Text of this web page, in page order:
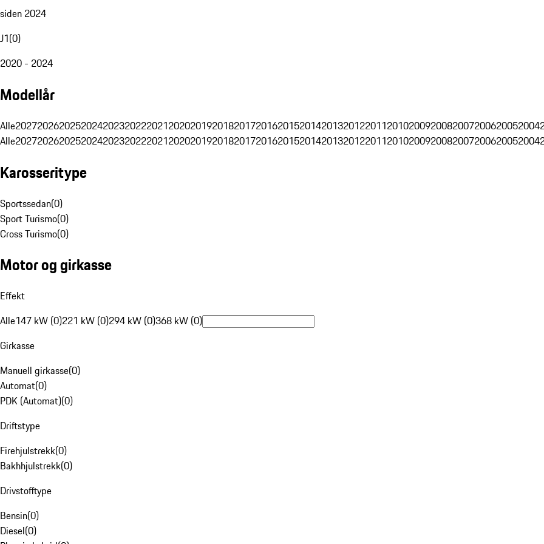
siden 2024
J1(0)
2020 - 2024
Modellår
Alle202720262025202420232022202120202019201820172016201520142013201220112010200920082007200620052004
Alle202720262025202420232022202120202019201820172016201520142013201220112010200920082007200620052004
Karosseritype
Sportssedan(0)
Sport Turismo(0)
Cross Turismo(0)
Motor og girkasse
Effekt
Alle147 kW (0)221 kW (0)294 kW (0)368 kW (0)
Girkasse
Manuell girkasse(0)
Automat(0)
PDK (Automat)(0)
Driftstype
Firehjulstrekk(0)
Bakhhjulstrekk(0)
Drivstofftype
Bensin(0)
Diesel(0)